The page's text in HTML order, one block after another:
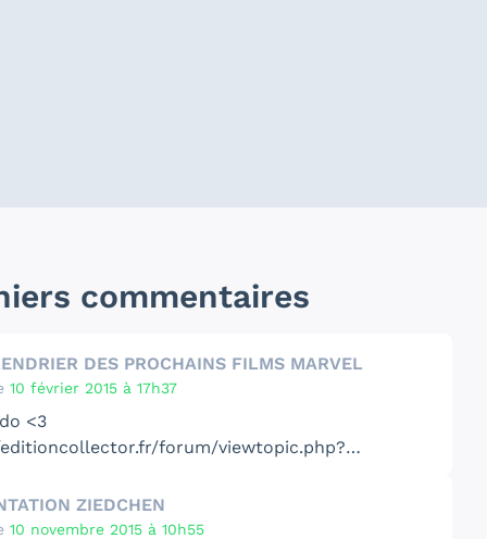
commentaires
DES PROCHAINS FILMS MARVEL
10 février 2015 à 17h37
<3
forum/viewtopic.php?
ZIEDCHEN
10 novembre 2015 à 10h55